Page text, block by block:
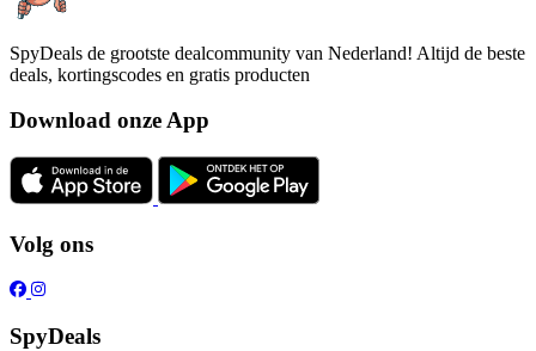
SpyDeals de grootste dealcommunity van Nederland! Altijd de beste
deals, kortingscodes en gratis producten
Download onze App
Volg ons
SpyDeals